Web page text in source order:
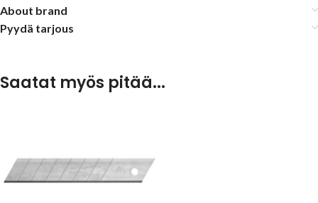
About brand
Pyydä tarjous
Saatat myös pitää...